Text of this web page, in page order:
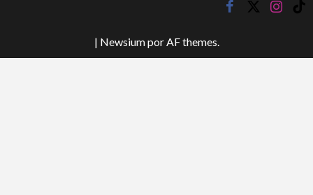
facebook
twitter
tik
| Newsiumpor AF themes.